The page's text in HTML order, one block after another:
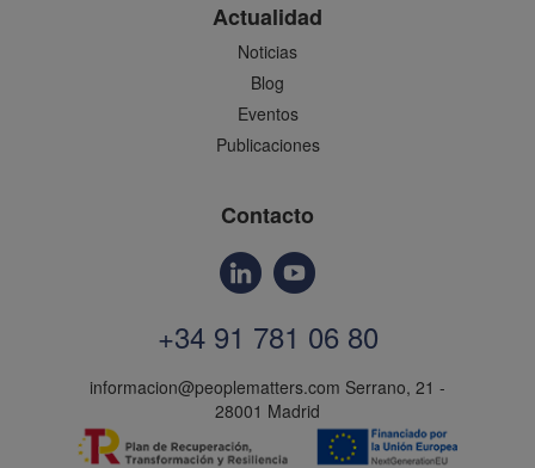
Actualidad
Noticias
Blog
Eventos
Publicaciones
Contacto
+34 91 781 06 80
informacion@peoplematters.com Serrano, 21 -
28001 Madrid